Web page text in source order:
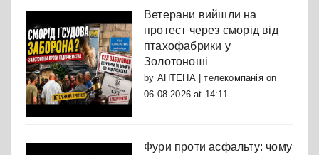
Ветерани вийшли на
протест через сморід від
птахофабрики у
Золотоноші
by АНТЕНА | телекомпаніяon
06.08.2026 at 14:11
Фури проти асфальту: чому